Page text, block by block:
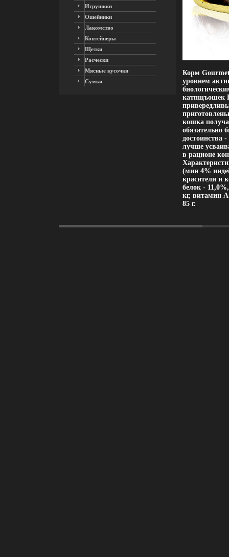
Игрушкки
Ошейники
Лакомство
Контейнеры
Щетки
Расчески
Мясные кусочки
Сумки
Корм
уровнем
катпщъошек
кошка
обязательно
достоинства
лучше
в рационе
(мин 4%
красители и
белок -
кг, витамин
85 г.